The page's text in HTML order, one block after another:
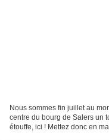
Nous sommes fin juillet au
centre du bourg de Salers un
étouffe, ici ! Mettez donc en